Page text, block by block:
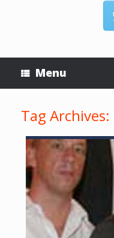
Menu
Tag Archives: